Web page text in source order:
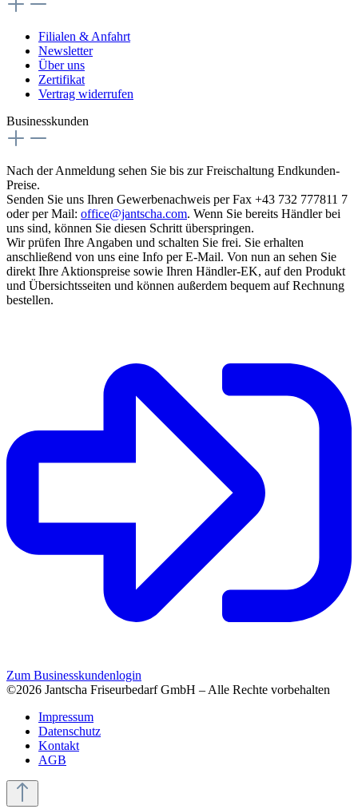
Filialen & Anfahrt
Newsletter
Über uns
Zertifikat
Vertrag widerrufen
Businesskunden
Nach der Anmeldung sehen Sie bis zur Freischaltung Endkunden-
Preise.
Senden Sie uns Ihren Gewerbenachweis per Fax +43 732 777811 7
oder per Mail: office@jantscha.com. Wenn Sie bereits Händler bei
uns sind, können Sie diesen Schritt überspringen.
Wir prüfen Ihre Angaben und schalten Sie frei. Sie erhalten
anschließend von uns eine Info per E-Mail. Von nun an sehen Sie
direkt Ihre Aktionspreise sowie Ihren Händler-EK, auf den Produkt
und Übersichtsseiten und können außerdem bequem auf Rechnung
bestellen.
Zum Businesskundenlogin
©2026 Jantscha Friseurbedarf GmbH – Alle Rechte vorbehalten
Impressum
Datenschutz
Kontakt
AGB